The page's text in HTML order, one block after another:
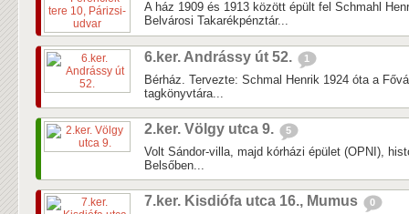
A ház 1909 és 1913 között épült fel Schmahl
Belvárosi Takarékpénztár...
6.ker. Andrássy út 52. 1
Bérház. Tervezte: Schmal Henrik 1924 óta a
tagkönyvtára...
2.ker. Völgy utca 9. 5
Volt Sándor-villa, majd kórházi épület (OPNI),
Belsőben...
7.ker. Kisdiófa utca 16., Mumus 0